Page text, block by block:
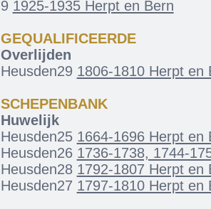
9 1925-1935 Herpt en Bern
GEQUALIFICEERDE
Overlijden
Heusden29 1806-1810 Herpt en
SCHEPENBANK
Huwelijk
Heusden25 1664-1696 Herpt en
Heusden26 1736-1738, 1744-
Heusden28 1792-1807 Herpt en
Heusden27 1797-1810 Herpt en